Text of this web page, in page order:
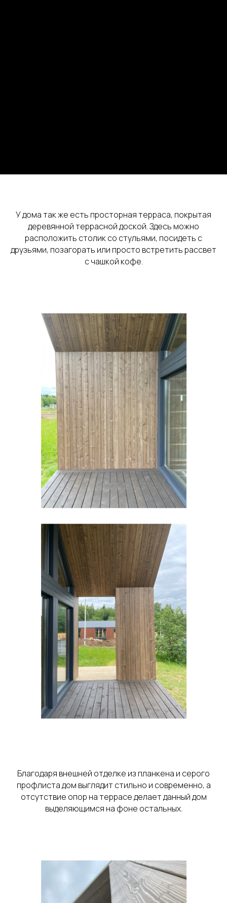
У дома так же есть просторная терраса, покрытая
деревянной террасной доской. Здесь можно
расположить столик со стульями, посидеть с
друзьями, позагорать или просто встретить рассвет
с чашкой кофе.
Благодаря внешней отделке из планкена и серого
профлиста дом выглядит стильно и современно, а
отсутствие опор на террасе делает данный дом
выделяющимся на фоне остальных.